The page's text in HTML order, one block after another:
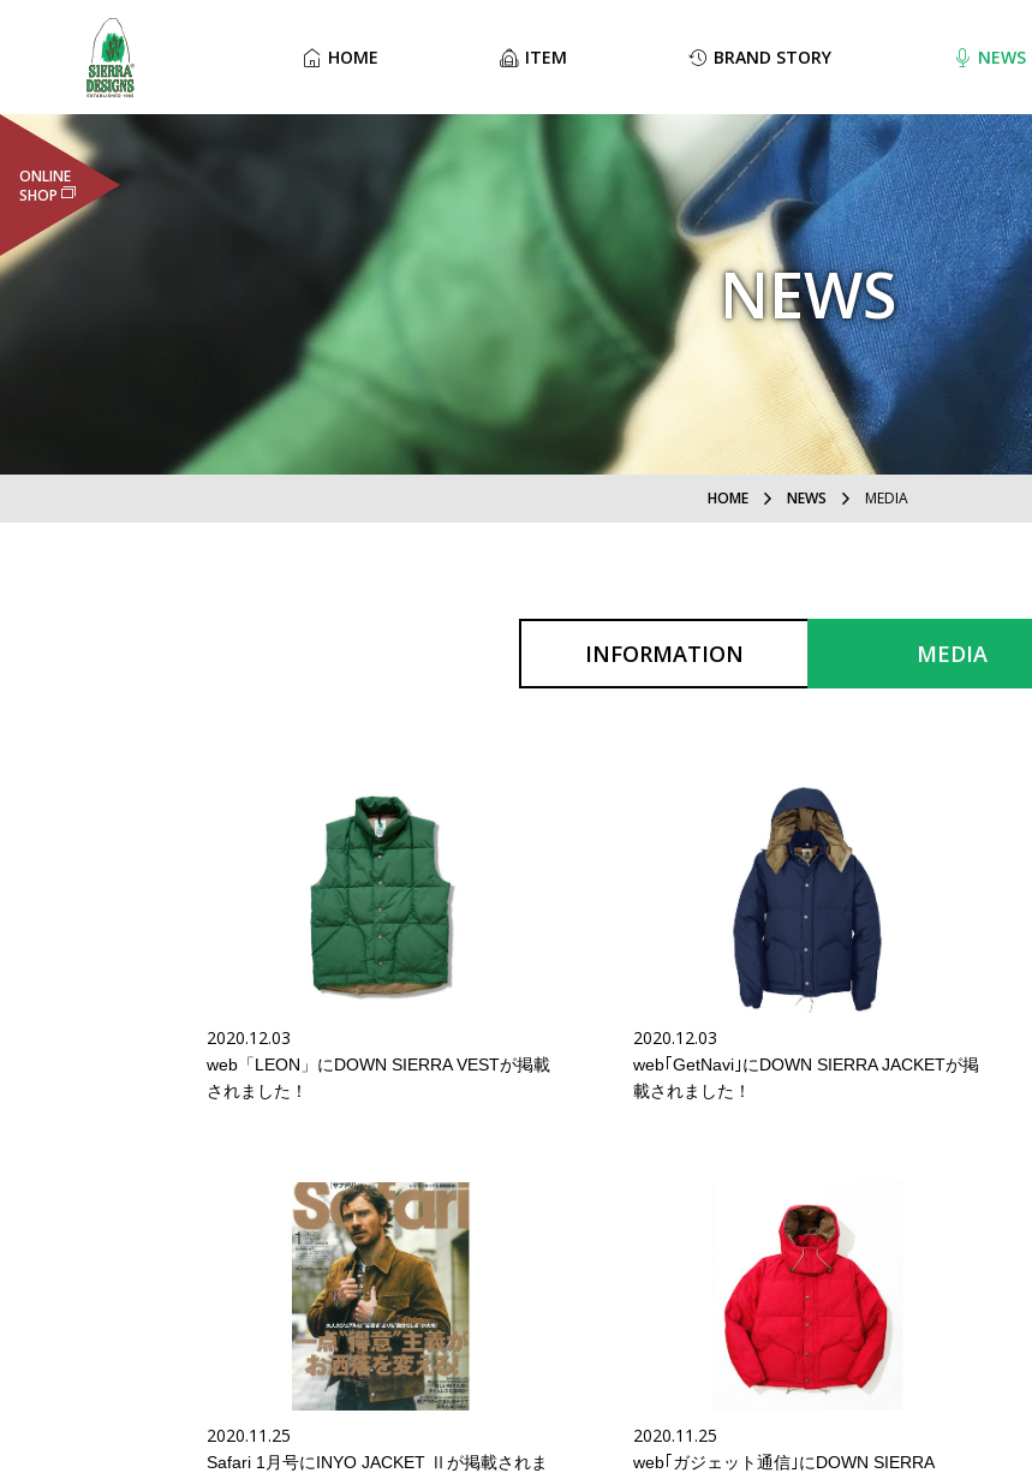
HOME ITEM BRAND STORY NEWS
ONLINE
SHOP
NEWS
HOME NEWS MEDIA
INFORMATION MEDIA
2020.12.03
web「LEON」にDOWN SIERRA VESTが掲載
されました！
2020.12.03
web｢GetNavi｣にDOWN SIERRA JACKETが掲
載されました！
2020.11.25
Safari 1月号にINYO JACKET Ⅱが掲載されま
2020.11.25
web｢ガジェット通信｣にDOWN SIERRA